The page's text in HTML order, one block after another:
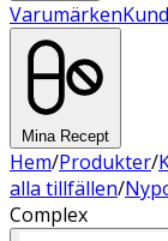
Varumärken
Mina Recept
Hem/Produkter/
alla tillfällen/
Complex